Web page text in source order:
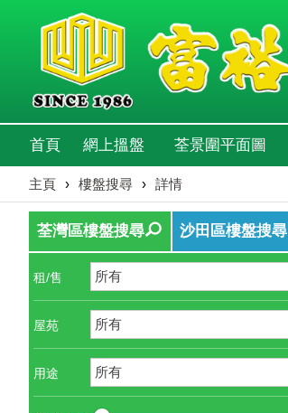
首頁 網上搵盤 荃景圍平面圖
主頁 › 樓盤搜尋 › 詳情
荃灣區樓盤搜尋 沙田區樓盤搜尋
租/售
屋苑
用途